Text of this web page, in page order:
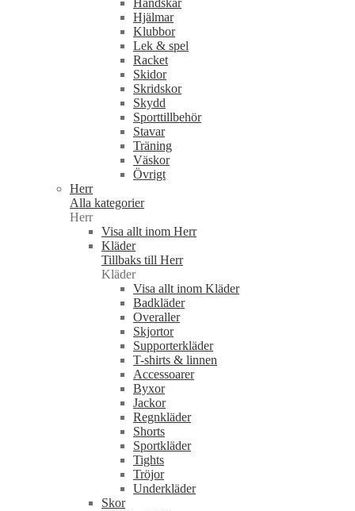
Handskar
Hjälmar
Klubbor
Lek & spel
Racket
Skidor
Skridskor
Skydd
Sporttillbehör
Stavar
Träning
Väskor
Övrigt
Herr
Alla kategorier
Herr
Visa allt inom Herr
Kläder
Tillbaks till Herr
Kläder
Visa allt inom Kläder
Badkläder
Overaller
Skjortor
Supporterkläder
T-shirts & linnen
Accessoarer
Byxor
Jackor
Regnkläder
Shorts
Sportkläder
Tights
Tröjor
Underkläder
Skor